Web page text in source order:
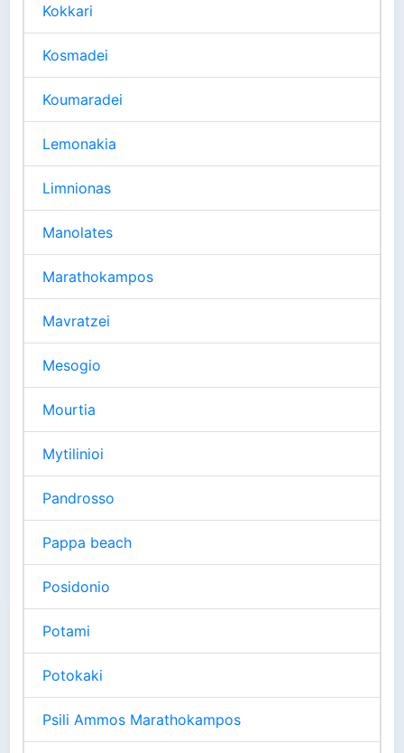
Kokkari
Kosmadei
Koumaradei
Lemonakia
Limnionas
Manolates
Marathokampos
Mavratzei
Mesogio
Mourtia
Mytilinioi
Pandrosso
Pappa beach
Posidonio
Potami
Potokaki
Psili Ammos Marathokampos